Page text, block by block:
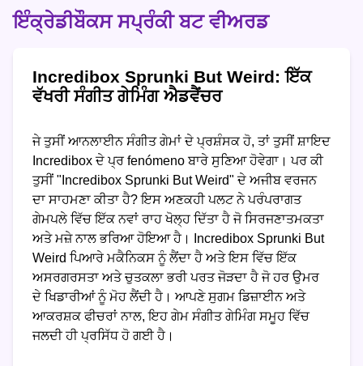
ਇੰਕ੍ਰੇਡੀਬੌਕਸ ਸਪ੍ਰੰਕੀ ਬਟ ਵੀਅਰਡ
Incredibox Sprunki But Weird: ਇੱਕ
ਵੱਖਰੀ ਸੰਗੀਤ ਗੇਮਿੰਗ ਐਡਵੈਂਚਰ
ਜੇ ਤੁਸੀਂ ਆਨਲਾਈਨ ਸੰਗੀਤ ਗੇਮਾਂ ਦੇ ਪ੍ਰਸ਼ੰਸਕ ਹੋ, ਤਾਂ ਤੁਸੀਂ ਸ਼ਾਇਦ
Incredibox ਦੇ ਪ੍ਰ fenómeno ਬਾਰੇ ਸੁਣਿਆ ਹੋਵੇਗਾ। ਪਰ ਕੀ
ਤੁਸੀਂ "Incredibox Sprunki But Weird" ਦੇ ਅਜੀਬ ਵਰਜਨ
ਦਾ ਸਾਹਮਣਾ ਕੀਤਾ ਹੈ? ਇਸ ਅਣਕਹੀ ਪਲਟ ਨੇ ਪਰੰਪਰਾਗਤ
ਗੇਮਪਲੇ ਵਿੱਚ ਇੱਕ ਨਵਾਂ ਰਾਹ ਖੋਲ੍ਹ ਦਿੱਤਾ ਹੈ ਜੋ ਸਿਰਜਣਾਤਮਕਤਾ
ਅਤੇ ਮਜ਼ੇ ਨਾਲ ਭਰਿਆ ਹੋਇਆ ਹੈ। Incredibox Sprunki But
Weird ਪਿਆਰੇ ਮਕੈਨਿਕਸ ਨੂੰ ਲੈਂਦਾ ਹੈ ਅਤੇ ਇਸ ਵਿੱਚ ਇੱਕ
ਅਸਰਗਰਸਤਾ ਅਤੇ ਚੁਤਕਲਾ ਭਰੀ ਪਰਤ ਜੋੜਦਾ ਹੈ ਜੋ ਹਰ ਉਮਰ
ਦੇ ਖਿਡਾਰੀਆਂ ਨੂੰ ਮੋਹ ਲੈਂਦੀ ਹੈ। ਆਪਣੇ ਸੁਗਮ ਡਿਜ਼ਾਈਨ ਅਤੇ
ਆਕਰਸ਼ਕ ਫੀਚਰਾਂ ਨਾਲ, ਇਹ ਗੇਮ ਸੰਗੀਤ ਗੇਮਿੰਗ ਸਮੂਹ ਵਿੱਚ
ਜਲਦੀ ਹੀ ਪ੍ਰਸਿੱਧ ਹੋ ਗਈ ਹੈ।